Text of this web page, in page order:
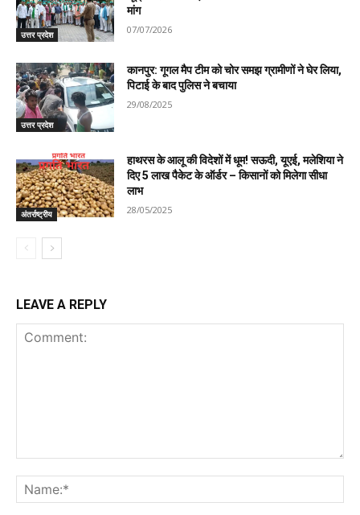
उत्तर प्रदेश
मांग
07/07/2026
उत्तर प्रदेश
कानपुर: गूगल मैप टीम को चोर समझ ग्रामीणों ने घेर लिया,
पिटाई के बाद पुलिस ने बचाया
29/08/2025
अंतर्राष्ट्रीय
हाथरस के आलू की विदेशों में धूम! सऊदी, यूएई, मलेशिया ने
दिए 5 लाख पैकेट के ऑर्डर – किसानों को मिलेगा सीधा
लाभ
28/05/2025
LEAVE A REPLY